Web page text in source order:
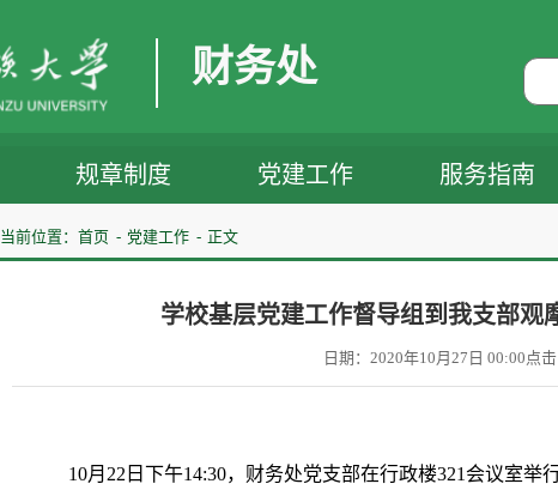
财务处
规章制度 党建工作 服务指南
当前位置： 首页 党建工作 正文
学校基层党建工作督导组到我支部观
日期：2020年10月27日 00:00 点击
10月 22 日下午14:30，财务处党支部在行政楼321 会议室举